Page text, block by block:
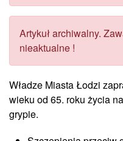
Artykuł archiwalny.
nieaktualne !
Władze Miasta Łodzi
wieku od 65. roku życia
grypie.